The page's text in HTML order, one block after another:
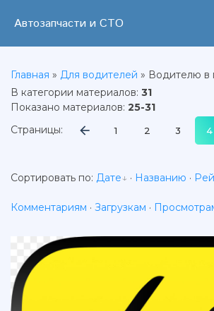
Автозапчасти и СТО
Главная » Для водителей » Водителю в
В категории материалов: 31
Показано материалов: 25-31
Страницы: 1 2 3 4
Сортировать по: Дате · Названию ·
Комментариям · Загрузкам ·